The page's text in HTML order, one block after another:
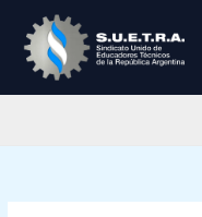
contenido